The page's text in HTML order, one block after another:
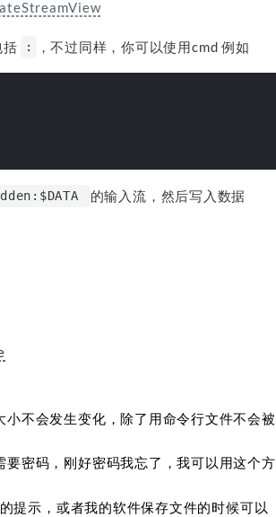
括 : ，不过同样，你可以使用cmd 例如
的输入流，然后写入数据
不会发生变化，除了用命令行文件不会被
密码，刚好密码我忘了，我可以用这个方
提示，或者我的软件保存文件的时候可以